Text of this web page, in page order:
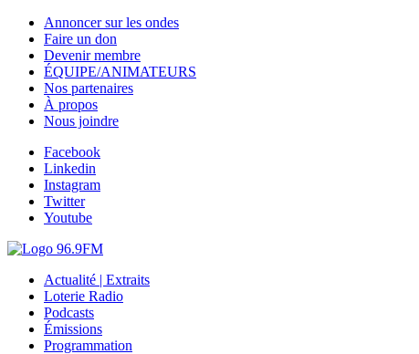
Annoncer sur les ondes
Faire un don
Devenir membre
ÉQUIPE/ANIMATEURS
Nos partenaires
À propos
Nous joindre
Facebook
Linkedin
Instagram
Twitter
Youtube
Actualité | Extraits
Loterie Radio
Podcasts
Émissions
Programmation